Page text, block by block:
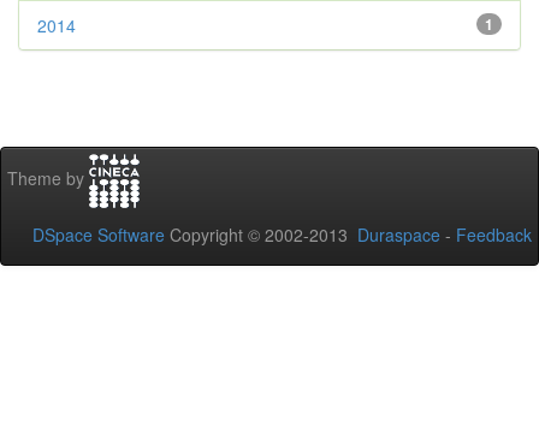
1
2014
Theme by
DSpace Software Copyright © 2002-2013 Duraspace - Feedback